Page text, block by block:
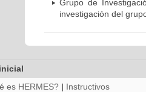
Grupo de
investigación del
es HERMES? | Instructivos